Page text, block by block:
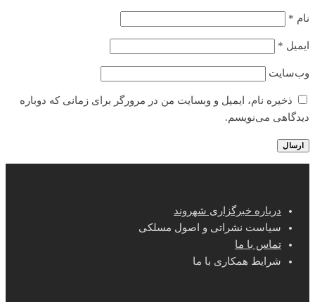
نام *
ایمیل *
وب‌سایت
ذخیره نام، ایمیل و وبسایت من در مرورگر برای زمانی که دوباره
دیدگاهی می‌نویسم.
درباره خبرگزاری شهروند
سیاست نشراتی و اصول مسلکی
تماس با ما
شرایط همکاری با ما